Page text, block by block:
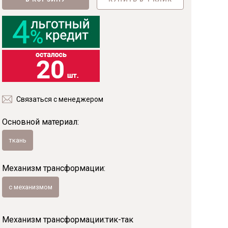
Пиломатериалы
Гнутоклееные детали
Топливные брикеты
Щепа древесная
Связаться с менеджером
Основной материал:
ткань
Механизм трансформации:
с механизмом
Механизм трансформации:тик-так